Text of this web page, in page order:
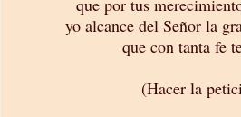
que por tus
yo alcance del Señor la
que con tanta fe
(Hacer la